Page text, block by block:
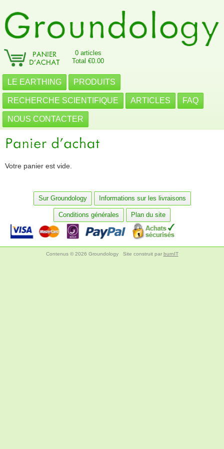
0 articles
Total €0.00
LE EARTHING PRODUITS
RECHERCHE SCIENTIFIQUE ARTICLES FAQ
NOUS CONTACTER
Votre panier est vide.
Sur Groundology Informations sur les livraisons
Conditions générales Plan du site
Contenus © 2026 Groundology Site construit par burnIT